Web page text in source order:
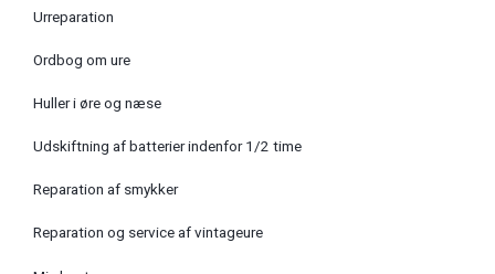
Urreparation
Ordbog om ure
Huller i øre og næse
Udskiftning af batterier indenfor 1/2 time
Reparation af smykker
Reparation og service af vintageure